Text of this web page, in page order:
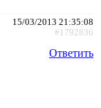
15/03/2013 21:35:08
#1792836
Ответить